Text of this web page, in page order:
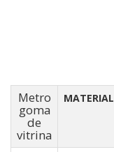
Metro
goma
de
vitrina
MATERIAL